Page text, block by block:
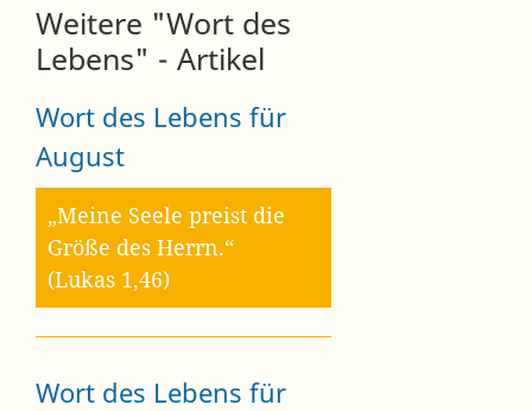
Weitere "Wort des
Lebens" - Artikel
Wort des Lebens für
August
„Meine Seele preist die
Größe des Herrn.“
(Lukas 1,46)
Wort des Lebens für